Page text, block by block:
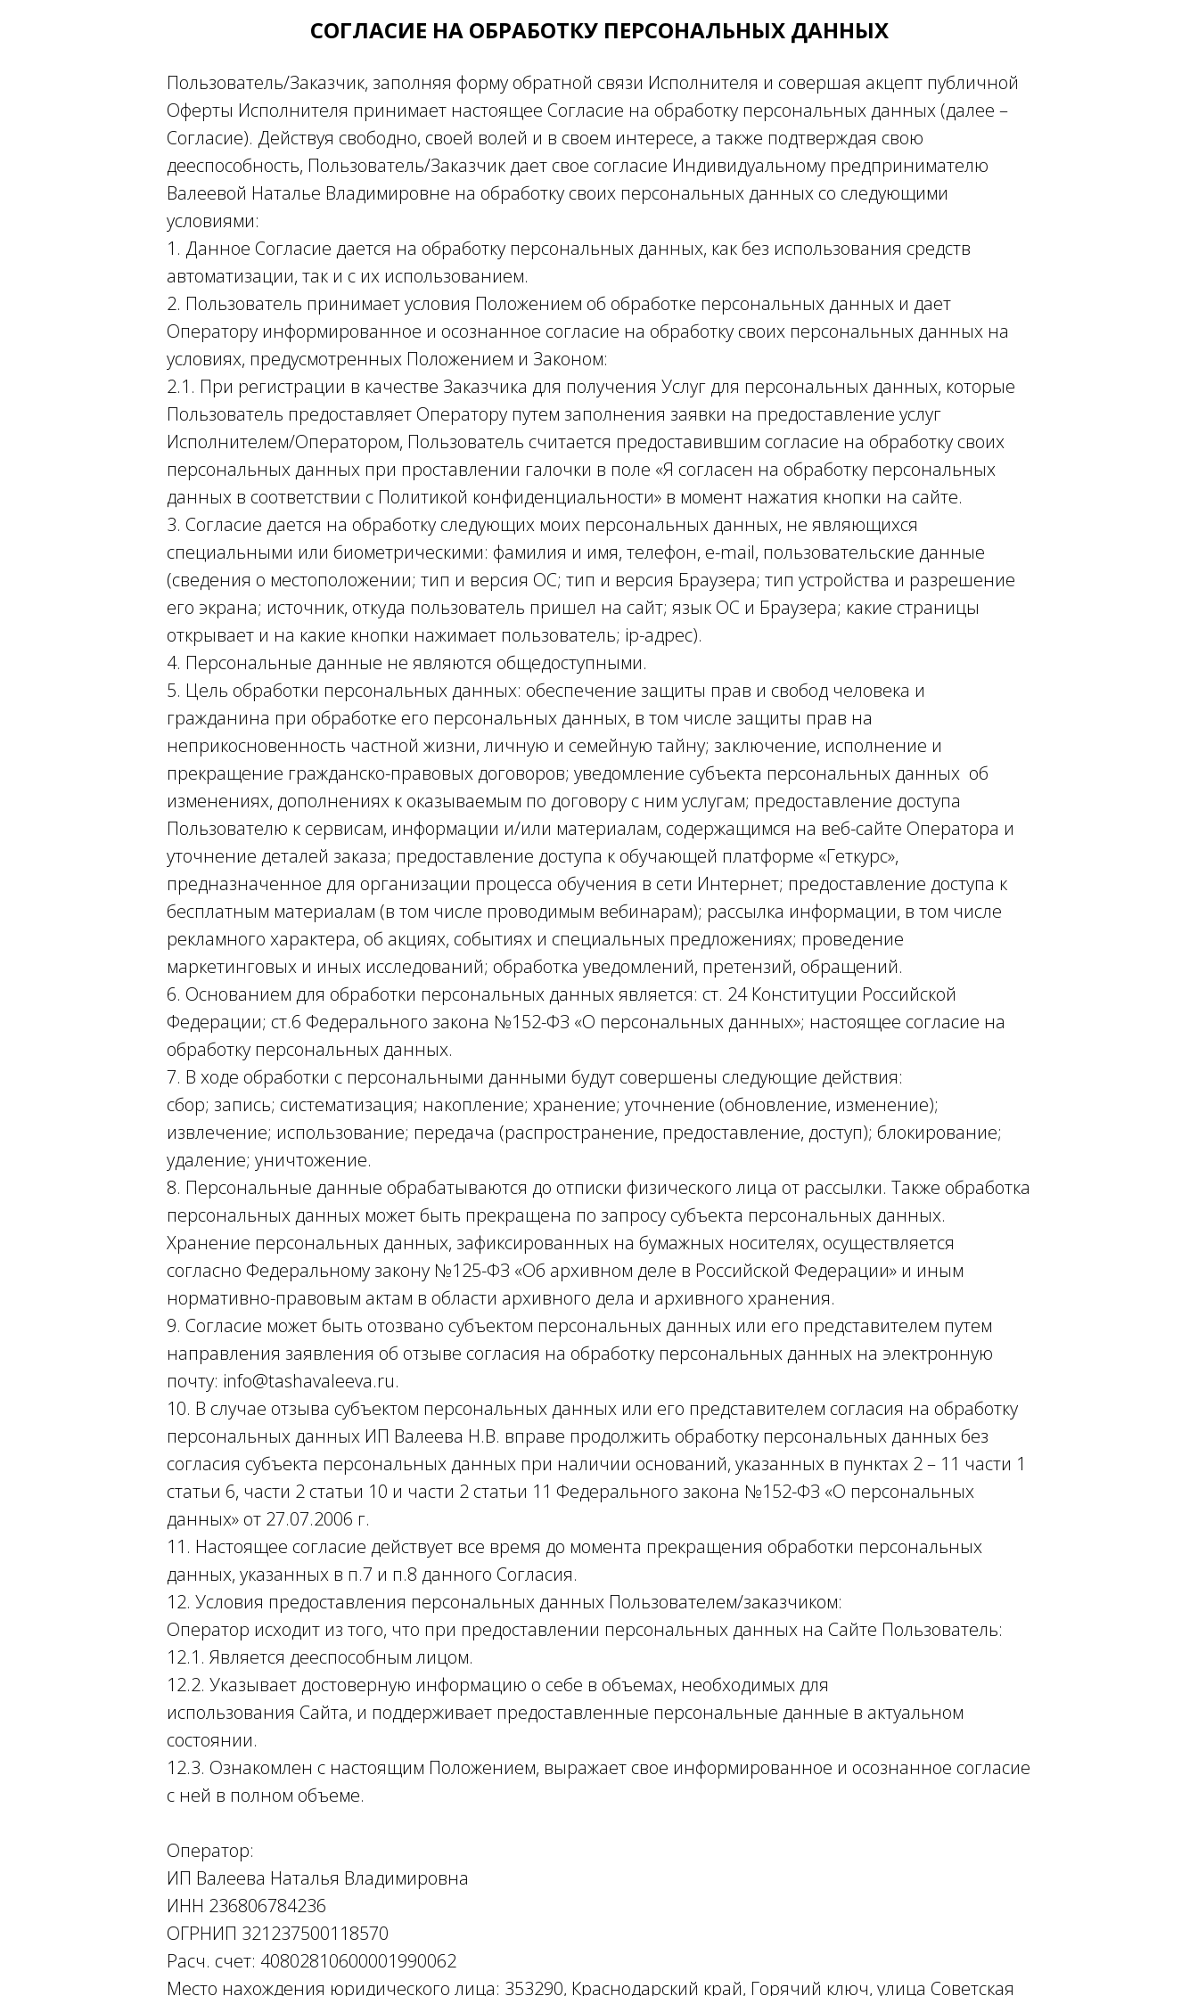
СОГЛАСИЕ НА ОБРАБОТКУ ПЕРСОНАЛЬНЫХ ДАННЫХ
Пользователь/Заказчик, заполняя форму обратной связи Исполнителя и совершая акцепт публичной
Оферты Исполнителя принимает настоящее Согласие на обработку персональных данных (далее –
Согласие). Действуя свободно, своей волей и в своем интересе, а также подтверждая свою
дееспособность, Пользователь/Заказчик дает свое согласие Индивидуальному предпринимателю
Валеевой Наталье Владимировне на обработку своих персональных данных со следующими
условиями:
1. Данное Согласие дается на обработку персональных данных, как без использования средств
автоматизации, так и с их использованием.
2. Пользователь принимает условия Положением об обработке персональных данных и дает
Оператору информированное и осознанное согласие на обработку своих персональных данных на
условиях, предусмотренных Положением и Законом:
2.1. При регистрации в качестве Заказчика для получения Услуг для персональных данных, которые
Пользователь предоставляет Оператору путем заполнения заявки на предоставление услуг
Исполнителем/Оператором, Пользователь считается предоставившим согласие на обработку своих
персональных данных при проставлении галочки в поле «Я согласен на обработку персональных
данных в соответствии с Политикой конфиденциальности» в момент нажатия кнопки на сайте.
3. Согласие дается на обработку следующих моих персональных данных, не являющихся
специальными или биометрическими: фамилия и имя, телефон, e-mail, пользовательские данные
(сведения о местоположении; тип и версия ОС; тип и версия Браузера; тип устройства и разрешение
его экрана; источник, откуда пользователь пришел на сайт; язык ОС и Браузера; какие страницы
открывает и на какие кнопки нажимает пользователь; ip-адрес).
4. Персональные данные не являются общедоступными.
5. Цель обработки персональных данных: обеспечение защиты прав и свобод человека и
гражданина при обработке его персональных данных, в том числе защиты прав на
неприкосновенность частной жизни, личную и семейную тайну; заключение, исполнение и
прекращение гражданско-правовых договоров; уведомление субъекта персональных данных об
изменениях, дополнениях к оказываемым по договору с ним услугам; предоставление доступа
Пользователю к сервисам, информации и/или материалам, содержащимся на веб-сайте Оператора и
уточнение деталей заказа; предоставление доступа к обучающей платформе «Геткурс»,
предназначенное для организации процесса обучения в сети Интернет; предоставление доступа к
бесплатным материалам (в том числе проводимым вебинарам); рассылка информации, в том числе
рекламного характера, об акциях, событиях и специальных предложениях; проведение
маркетинговых и иных исследований; обработка уведомлений, претензий, обращений.
6. Основанием для обработки персональных данных является: ст. 24 Конституции Российской
Федерации; ст.6 Федерального закона №152-ФЗ «О персональных данных»; настоящее согласие на
обработку персональных данных.
7. В ходе обработки с персональными данными будут совершены следующие действия:
сбор; запись; систематизация; накопление; хранение; уточнение (обновление, изменение);
извлечение; использование; передача (распространение, предоставление, доступ); блокирование;
удаление; уничтожение.
8. Персональные данные обрабатываются до отписки физического лица от рассылки. Также обработка
персональных данных может быть прекращена по запросу субъекта персональных данных.
Хранение персональных данных, зафиксированных на бумажных носителях, осуществляется
согласно Федеральному закону №125-ФЗ «Об архивном деле в Российской Федерации» и иным
нормативно-правовым актам в области архивного дела и архивного хранения.
9. Согласие может быть отозвано субъектом персональных данных или его представителем путем
направления заявления об отзыве согласия на обработку персональных данных на электронную
почту: info@tashavaleeva.ru.
10. В случае отзыва субъектом персональных данных или его представителем согласия на обработку
персональных данных ИП Валеева Н.В. вправе продолжить обработку персональных данных без
согласия субъекта персональных данных при наличии оснований, указанных в пунктах 2 – 11 части 1
статьи 6, части 2 статьи 10 и части 2 статьи 11 Федерального закона №152-ФЗ «О персональных
данных» от 27.07.2006 г.
11. Настоящее согласие действует все время до момента прекращения обработки персональных
данных, указанных в п.7 и п.8 данного Согласия.
12. Условия предоставления персональных данных Пользователем/заказчиком:
Оператор исходит из того, что при предоставлении персональных данных на Сайте Пользователь:
12.1. Является дееспособным лицом.
12.2. Указывает достоверную информацию о себе в объемах, необходимых для
использования Сайта, и поддерживает предоставленные персональные данные в актуальном
состоянии.
12.3. Ознакомлен с настоящим Положением, выражает свое информированное и осознанное согласие
с ней в полном объеме.
Оператор:
ИП Валеева Наталья Владимировна
ИНН 236806784236
ОГРНИП 321237500118570
Расч. счет: 40802810600001990062
Место нахождения юридического лица: 353290, Краснодарский край, Горячий ключ, улица Советская